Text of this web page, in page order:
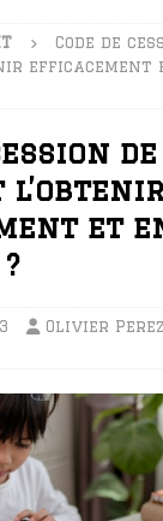
Code de
l’obtenir
et
Olivier Perez